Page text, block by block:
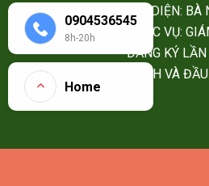
- ĐẠI DIỆN: BÀ
- CHỨC VỤ:
- ĐĂNG KÝ
HOẠCH VÀ
0904536545
8h-20h
Home